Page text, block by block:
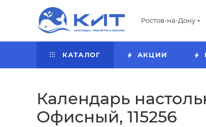
Ростов-на-Дону
КАТАЛОГ АКЦИИ
Календарь
Офисный, 115256